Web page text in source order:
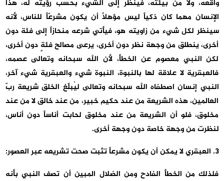
واقعه، ولا من بيئته، فينظر إلى الشيء بحسب رؤيته له، هذا
الإنسان مهما كان ذكياً ليس مؤهلاً أن يكون مشرعّاً للناس، لأنه
سينظر لكل شيء من زاويته هو، فيأتي شرعه منحازاً إلى فئة دون
أخرى، ينطلق من وجهة نظر دون أخرى، يرعى مصالح فئةٍ دون أخرى،
لكن النبي معصوم عن الخطأ، لأن الله سبحانه وتعالى عصمه،
فالعبقرية لا علاقة لها بالنبوة، النبوة شيء والعبقرية شيء آخر،
النبي إنسان اصطفاه الله سبحانه وتعالى ليُبلّغ الخلق شريعة ربّ
العالمين، هذه الشريعة من عند حكيم خبير، من عند خالق لا من عند
مخلوق، فلو أن الشريعة من عند مخلوق لحابت أناساً دون أناس،
لنظرت من وجهة خاصة دون وجهة أخرى.
3. العبقري لا يمكن أن يكون مشرعاً تثبت صحت تشريعه عبر العصور:
فلذلك من الخطأ الفادح ومن الضلال المبين أن تصف النبي بأنه